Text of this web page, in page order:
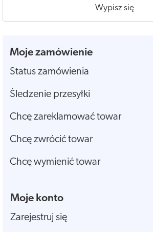
Wypisz się
Moje zamówienie
Status zamówienia
Śledzenie przesyłki
Chcę zareklamować towar
Chcę zwrócić towar
Chcę wymienić towar
Moje konto
Zarejestruj się